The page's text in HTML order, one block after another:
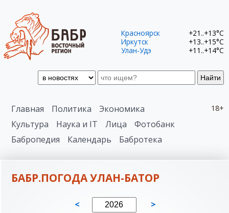
Найти
Красноярск
+21..+13°C
Иркутск
+13..+15°C
Улан-Удэ
+11..+14°C
18+
Главная Политика
Экономика
Культура
Наука и IT Лица
Фотобанк
Бабропедия
Календарь Бабротека
БАБР.ПОГОДА УЛАН-БАТОР
< >